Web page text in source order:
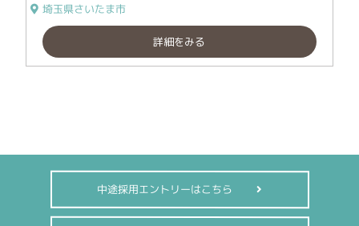
埼玉県さいたま市
詳細をみる
中途採用エントリーはこちら